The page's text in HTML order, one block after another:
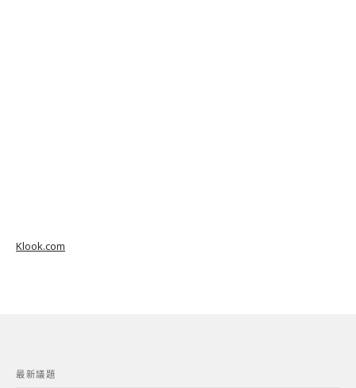
Klook.com
最新議題